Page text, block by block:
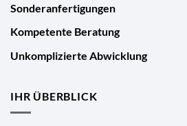
Sonderanfertigungen
Kompetente Beratung
Unkomplizierte Abwicklung
IHR ÜBERBLICK